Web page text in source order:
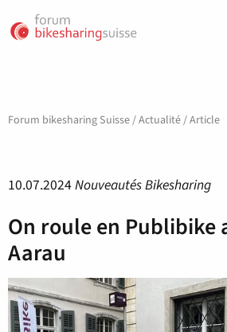
Forum bikesharing Suisse/Actualité/Article
10.07.2024Nouveautés Bikesharing
On roule en Publibike
Aarau